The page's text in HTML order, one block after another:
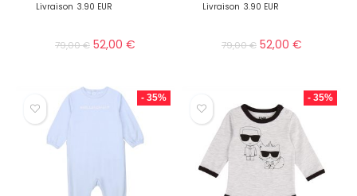
Livraison 3.90 EUR
79,00€ 52,00 €
Livraison 3.90 EUR
79,00€ 52,00 €
- 35% - 35%